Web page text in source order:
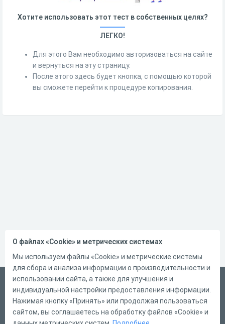
Хотите использовать этот тест в собственных целях?
ЛЕГКО!
Для этого Вам необходимо авторизоваться на сайте
и вернуться на эту страницу.
После этого здесь будет кнопка, с помощью которой
вы сможете перейти к процедуре копирования.
Русский
Справка
Форма обратной связи
О файлах «Cookie» и метрических системах
Мы используем файлы «Cookie» и метрические системы
для сбора и анализа информации о производительности и
использовании сайта, а также для улучшения и
индивидуальной настройки предоставления информации.
Нажимая кнопку «Принять» или продолжая пользоваться
сайтом, вы соглашаетесь на обработку файлов «Cookie» и